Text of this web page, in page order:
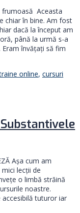
frumoasă Aceasta
chiar în bine. Am fost
dacă la început am
până la urmă s-a
învățați să fim
online, cursuri
Așa cum am
lecții de
o limbă străină
noastre.
tuturor iar